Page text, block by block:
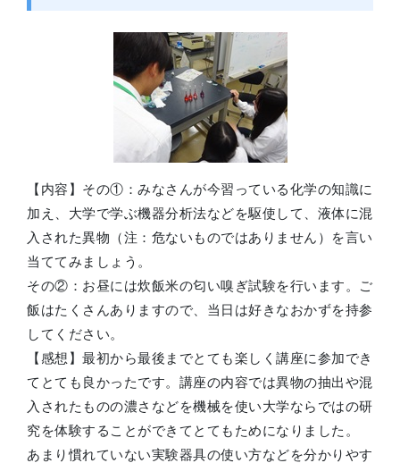
【内容】その①：みなさんが今習っている化学の知識に
加え、大学で学ぶ機器分析法などを駆使して、液体に混
入された異物（注：危ないものではありません）を言い
当ててみましょう。
その②：お昼には炊飯米の匂い嗅ぎ試験を行います。ご
飯はたくさんありますので、当日は好きなおかずを持参
してください。
【感想】最初から最後までとても楽しく講座に参加でき
てとても良かったです。講座の内容では異物の抽出や混
入されたものの濃さなどを機械を使い大学ならではの研
究を体験することができてとてもためになりました。
あまり慣れていない実験器具の使い方などを分かりやす